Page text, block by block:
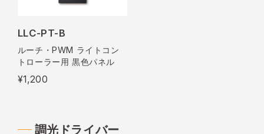
LLC-PT-B
ルーチ・PWM ライトコン
トローラー用 黒色パネル
¥1,200
調光ドライバー